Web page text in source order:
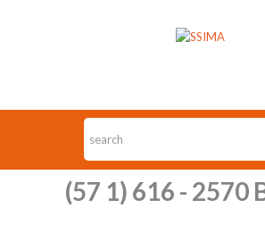
(57 1) 616 - 2570